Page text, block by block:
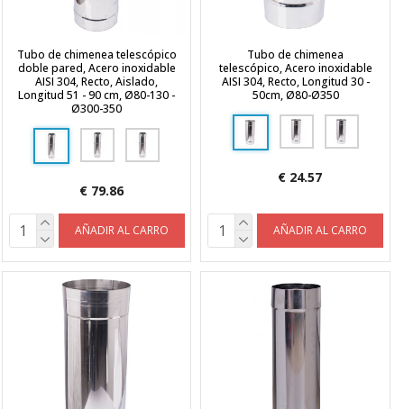
Tubo de chimenea telescópico
doble pared, Acero inoxidable
AISI 304, Recto, Aislado,
Longitud 51 - 90 cm, Ø80-130 -
Ø300-350
€ 79.86
AÑADIR AL CARRO
Tubo de chimenea
telescópico, Acero inoxidable
AISI 304, Recto, Longitud 30 -
50cm, Ø80-Ø350
€ 24.57
AÑADIR AL CARRO